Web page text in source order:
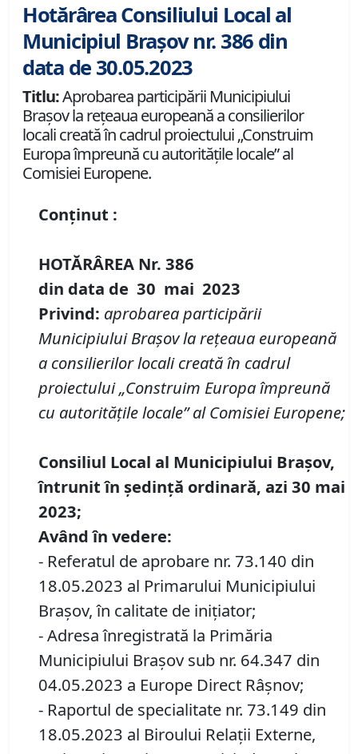
Hotărârea Consiliului Local al
Municipiul Brașov nr. 386 din
data de 30.05.2023
Titlu:Aprobarea participării Municipiului
Brașov la rețeaua europeană a consilierilor
locali creată în cadrul proiectului „Construim
Europa împreună cu autoritățile locale” al
Comisiei Europene.
Conținut :
HOTĂRÂREA Nr. 386
din data de 30 mai 2023
Privind: aprobarea participării
Municipiului Brașov la rețeaua europeană
a consilierilor locali creată în cadrul
proiectului „Construim Europa împreună
cu autoritățile locale” al Comisiei Europene;
Consiliul Local al Municipiului Brașov,
întrunit în ședință ordinară, azi 30 mai
2023;
Având în vedere:
- Referatul de aprobare nr. 73.140 din
18.05.2023 al Primarului Municipiului
Brașov, în calitate de inițiator;
- Adresa înregistrată la Primăria
Municipiului Brașov sub nr. 64.347 din
04.05.2023 a Europe Direct Râșnov;
- Raportul de specialitate nr. 73.149 din
18.05.2023 al Biroului Relații Externe,